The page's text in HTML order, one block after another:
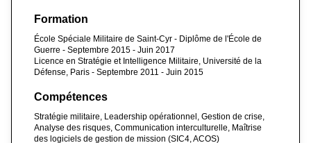
Formation
École Spéciale Militaire de Saint-Cyr - Diplôme de l'École de
Guerre - Septembre 2015 - Juin 2017
Licence en Stratégie et Intelligence Militaire, Université de la
Défense, Paris - Septembre 2011 - Juin 2015
Compétences
Stratégie militaire, Leadership opérationnel, Gestion de crise,
Analyse des risques, Communication interculturelle, Maîtrise
des logiciels de gestion de mission (SIC4, ACOS)